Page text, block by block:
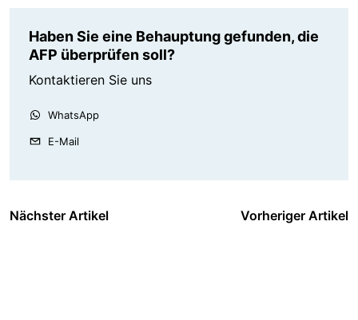
Haben Sie eine Behauptung gefunden, die
AFP überprüfen soll?
Kontaktieren Sie uns
WhatsApp
E-Mail
Nächster Artikel Vorheriger Artikel